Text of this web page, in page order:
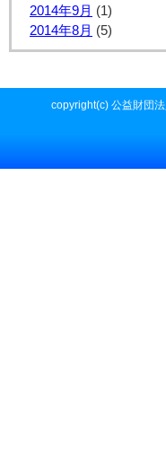
2014年9月 (1)
2014年8月 (5)
copyright(c) 公益財団